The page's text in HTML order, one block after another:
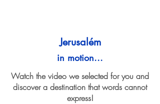
Jerusalém
in motion...
Watch the video we selected for you and
discover a destination that words cannot
express!